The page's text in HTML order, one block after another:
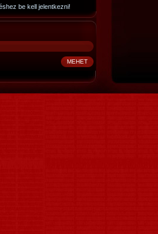
be kell jelentkezni!